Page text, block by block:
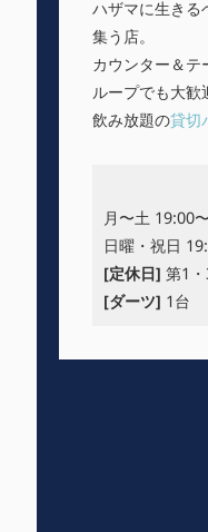
ハザマに生きる
集う店。
カウンター＆テ
ループでも大歓
飲み放題の貸切
月〜土 19:00
日曜・祝日
[定休日] 第1
[ダーツ] 1台